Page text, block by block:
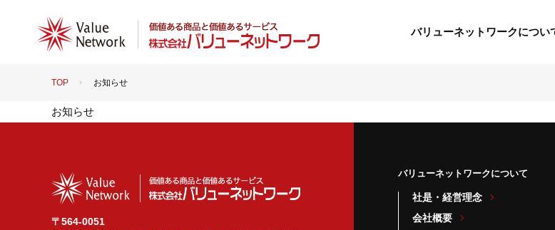
バリューネットワークについ
TOP お知らせ
お知らせ
〒564-0051
バリューネットワークについて
社是・経営理念
会社概要